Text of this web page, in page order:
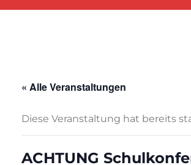
« Alle Veranstaltungen
Diese Veranstaltung hat bereits
ACHTUNG